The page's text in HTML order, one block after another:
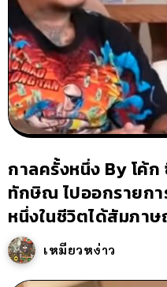
กาลครั้งหนึ่ง By โค้
ทักษิณ ไปออกรายกา
หนึ่งในชีวิตได้สัมภา
เหมียวหง่าว